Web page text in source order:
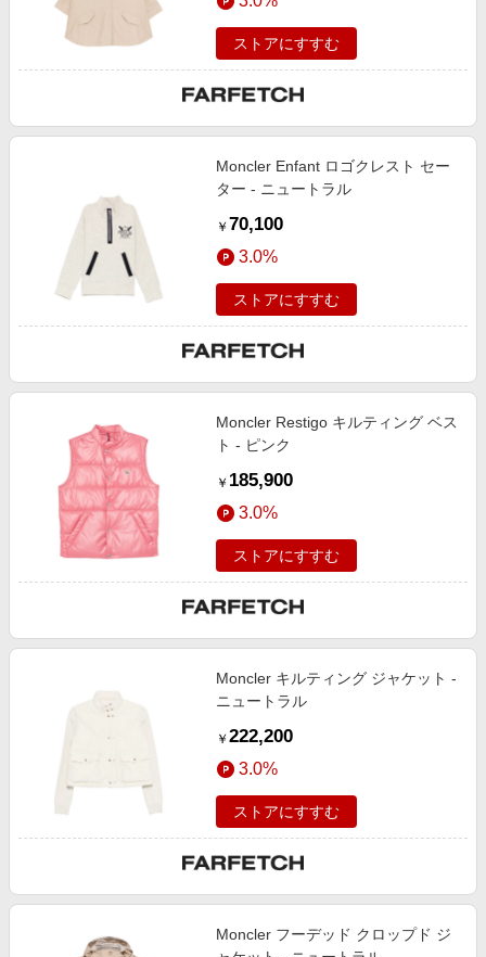
ストアにすすむ
Moncler Enfant ロゴクレスト セー
ター - ニュートラル
￥ 70,100
3.0%
ストアにすすむ
Moncler Restigo キルティング ベス
ト - ピンク
￥ 185,900
3.0%
ストアにすすむ
Moncler キルティング ジャケット -
ニュートラル
￥ 222,200
3.0%
ストアにすすむ
Moncler フーデッド クロップド ジ